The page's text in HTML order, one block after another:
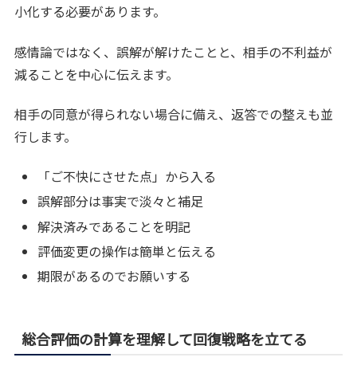
小化する必要があります。
感情論ではなく、誤解が解けたことと、相手の不利益が
減ることを中心に伝えます。
相手の同意が得られない場合に備え、返答での整えも並
行します。
「ご不快にさせた点」から入る
誤解部分は事実で淡々と補足
解決済みであることを明記
評価変更の操作は簡単と伝える
期限があるのでお願いする
総合評価の計算を理解して回復戦略を立てる